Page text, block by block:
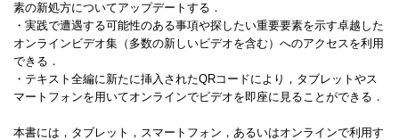
素の新処方についてアップデートする．
・実践で遭遇する可能性のある事項や探したい重要要素を示す卓越した
オンラインビデオ集（多数の新しいビデオを含む）へのアクセスを利用
できる．
・テキスト全編に新たに挿入されたQRコードにより，タブレットやス
マートフォンを用いてオンラインでビデオを即座に見ることができる．
本書には，タブレット，スマートフォン，あるいはオンラインで利用す